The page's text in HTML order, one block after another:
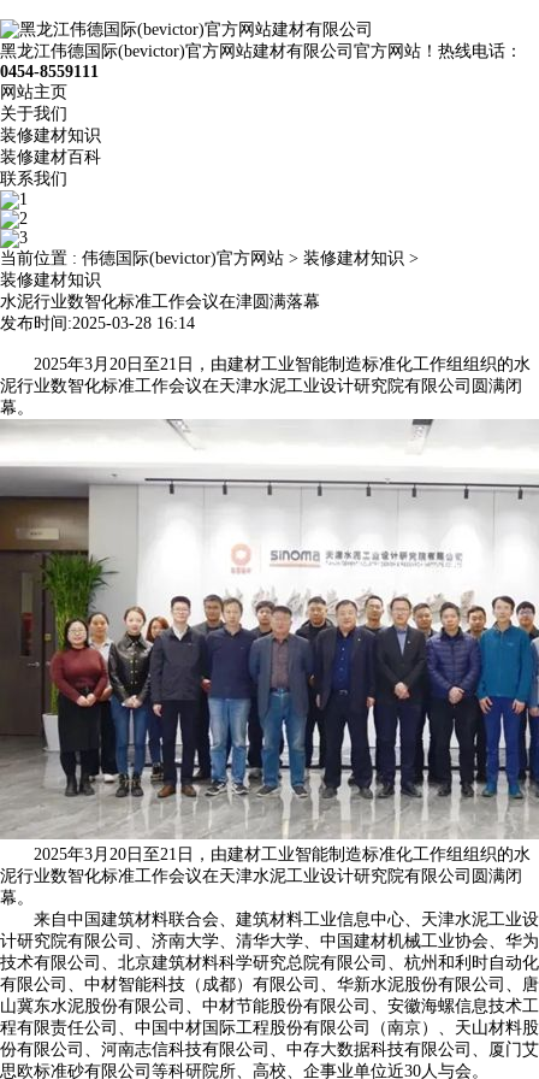
黑龙江伟德国际(bevictor)官方网站建材有限公司官方网站！热线电话：
0454-8559111
网站主页
关于我们
装修建材知识
装修建材百科
联系我们
当前位置 : 伟德国际(bevictor)官方网站 > 装修建材知识 >
装修建材知识
水泥行业数智化标准工作会议在津圆满落幕
发布时间:2025-03-28 16:14
2025年3月20日至21日，由建材工业智能制造标准化工作组组织的水
泥行业数智化标准工作会议在天津水泥工业设计研究院有限公司圆满闭
幕。
2025年3月20日至21日，由建材工业智能制造标准化工作组组织的水
泥行业数智化标准工作会议在天津水泥工业设计研究院有限公司圆满闭
幕。
来自中国建筑材料联合会、建筑材料工业信息中心、天津水泥工业设
计研究院有限公司、济南大学、清华大学、中国建材机械工业协会、华为
技术有限公司、北京建筑材料科学研究总院有限公司、杭州和利时自动化
有限公司、中材智能科技（成都）有限公司、华新水泥股份有限公司、唐
山冀东水泥股份有限公司、中材节能股份有限公司、安徽海螺信息技术工
程有限责任公司、中国中材国际工程股份有限公司（南京）、天山材料股
份有限公司、河南志信科技有限公司、中存大数据科技有限公司、厦门艾
思欧标准砂有限公司等科研院所、高校、企事业单位近30人与会。